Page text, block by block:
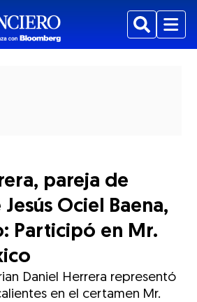
BuscarMenu
pareja de
Ociel Baena,
Participó en Mr.
Daniel Herrera representó
en el certamen Mr.